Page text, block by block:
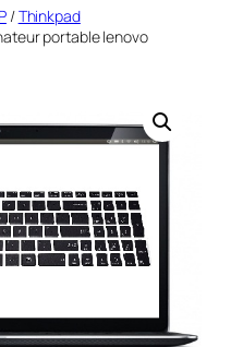
/Thinkpad
portable lenovo